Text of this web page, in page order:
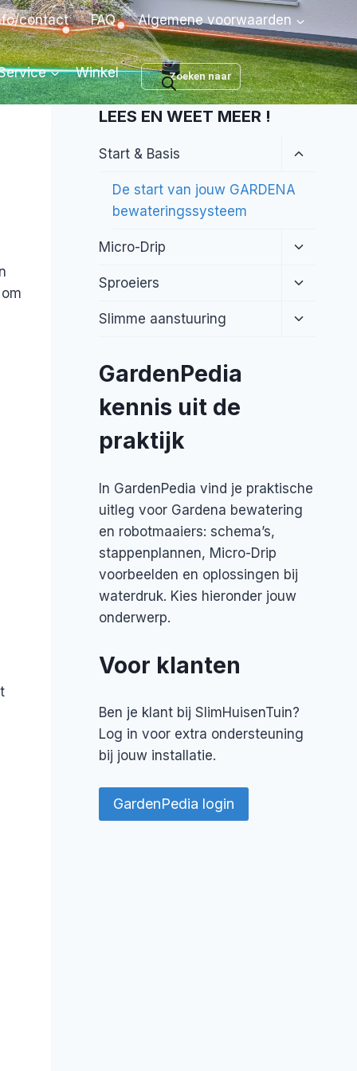
contact FAQ Algemene voorwaarden
Winkel
Producten
zoeken
LEES EN WEET MEER !
Start & Basis
Toggle
De start van jouw GARDENA
bewateringssysteem
Micro-Drip
Toggle
Sproeiers
Toggle
Slimme aanstuuring
Toggle
GardenPedia
kennis uit de
praktijk
In GardenPedia vind je praktische
uitleg voor Gardena bewatering
en robotmaaiers: schema’s,
stappenplannen, Micro-Drip
voorbeelden en oplossingen bij
waterdruk. Kies hieronder jouw
onderwerp.
Voor klanten
Ben je klant bij SlimHuisenTuin?
Log in voor extra ondersteuning
bij jouw installatie.
GardenPedia login